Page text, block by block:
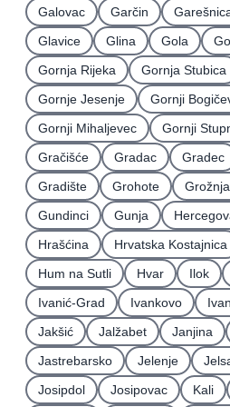
Galovac Garčin
Glavice
Glina Gola
Gornja Rijeka
Gornja Stubica
Gornje Jesenje
Gornji
Gornji Mihaljevec
Gornji
Gračišće
Gradac Gradec
Gradište
Grohote
Gundinci
Gunja
Hrašćina
Hrvatska Kostajnica
Hum na Sutli
Hvar Ilok
Ivanić-Grad
Ivankovo
Jakšić
Jalžabet Janjina
Jastrebarsko
Jelenje
Josipdol
Josipovac Kali